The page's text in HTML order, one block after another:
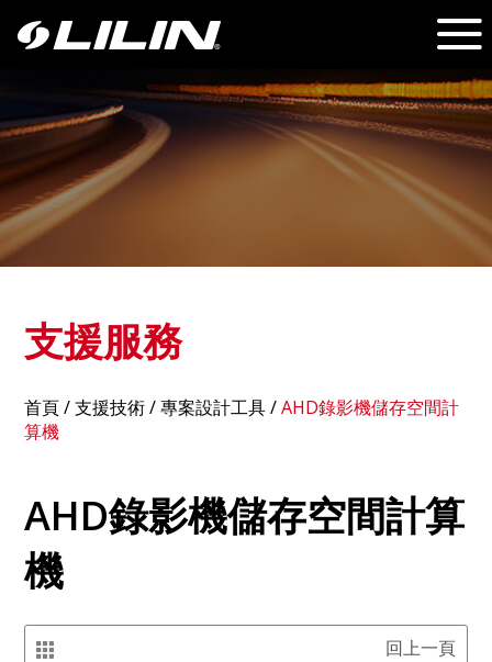
支援服務
首頁/支援技術/ 專案設計工具 /AHD錄影機儲存空間計
算機
AHD錄影機儲存空間計算
機
回上一頁